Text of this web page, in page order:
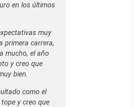
en los últimos
muy
primera carrera,
mucho, el año
y creo que
bien.
como el
y creo que